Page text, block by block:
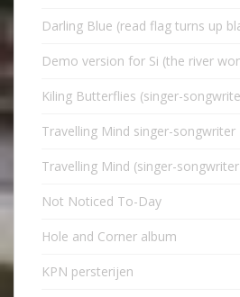
Darling Blue (read flag turns up
Demo version for Si (the river
Kiling Butterflies (singer-
Travelling Mind singer-songwriter
Travelling Mind (singer-
Not Noticed To-Day
Hole and Corner album
KPN persterijen